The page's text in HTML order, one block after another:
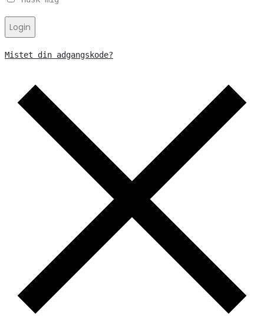
Login
Mistet din adgangskode?